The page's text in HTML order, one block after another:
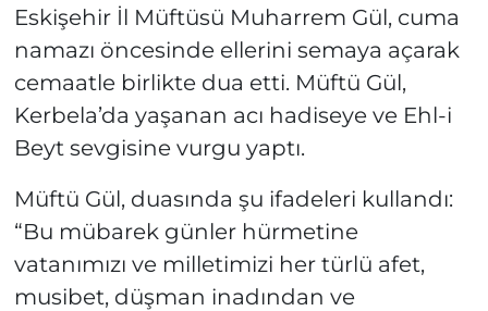
Eskişehir İl Müftüsü Muharrem Gül, cuma
namazı öncesinde ellerini semaya açarak
cemaatle birlikte dua etti. Müftü Gül,
Kerbela’da yaşanan acı hadiseye ve Ehl-i
Beyt sevgisine vurgu yaptı.
Müftü Gül, duasında şu ifadeleri kullandı:
“Bu mübarek günler hürmetine
vatanımızı ve milletimizi her türlü afet,
musibet, düşman inadından ve